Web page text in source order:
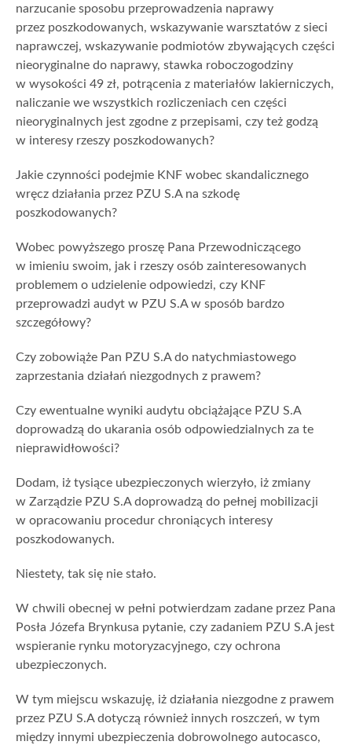
narzucanie sposobu przeprowadzenia naprawy
przez poszkodowanych, wskazywanie warsztatów z sieci
naprawczej, wskazywanie podmiotów zbywających części
nieoryginalne do naprawy, stawka roboczogodziny
w wysokości 49 zł, potrącenia z materiałów lakierniczych,
naliczanie we wszystkich rozliczeniach cen części
nieoryginalnych jest zgodne z przepisami, czy też godzą
w interesy rzeszy poszkodowanych?
Jakie czynności podejmie KNF wobec skandalicznego
wręcz działania przez PZU S.A na szkodę
poszkodowanych?
Wobec powyższego proszę Pana Przewodniczącego
w imieniu swoim, jak i rzeszy osób zainteresowanych
problemem o udzielenie odpowiedzi, czy KNF
przeprowadzi audyt w PZU S.A w sposób bardzo
szczegółowy?
Czy zobowiąże Pan PZU S.A do natychmiastowego
zaprzestania działań niezgodnych z prawem?
Czy ewentualne wyniki audytu obciążające PZU S.A
doprowadzą do ukarania osób odpowiedzialnych za te
nieprawidłowości?
Dodam, iż tysiące ubezpieczonych wierzyło, iż zmiany
w Zarządzie PZU S.A doprowadzą do pełnej mobilizacji
w opracowaniu procedur chroniących interesy
poszkodowanych.
Niestety, tak się nie stało.
W chwili obecnej w pełni potwierdzam zadane przez Pana
Posła Józefa Brynkusa pytanie, czy zadaniem PZU S.A jest
wspieranie rynku motoryzacyjnego, czy ochrona
ubezpieczonych.
W tym miejscu wskazuję, iż działania niezgodne z prawem
przez PZU S.A dotyczą również innych roszczeń, w tym
między innymi ubezpieczenia dobrowolnego autocasco,